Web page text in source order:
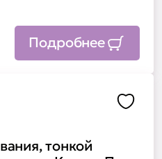
Подробнее
тонкой